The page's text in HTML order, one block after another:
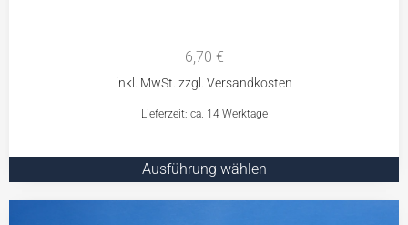
6,70 €
Lieferzeit: ca. 14 Werktage
Ausführung wählen